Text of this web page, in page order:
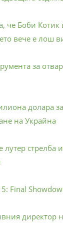
че Боби Котик
вече е лош
за
долара за
на Украйна
стрелба
Final
директор